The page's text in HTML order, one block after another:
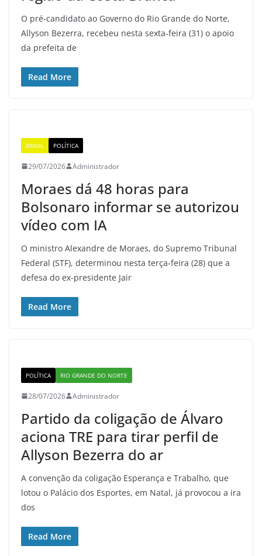
O pré-candidato ao Governo do Rio Grande do Norte,
Allyson Bezerra, recebeu nesta sexta-feira (31) o apoio
da prefeita de
Read More
BRASIL POLÍTICA
29/07/2026 Administrador
Moraes dá 48 horas para
Bolsonaro informar se autorizou
vídeo com IA
O ministro Alexandre de Moraes, do Supremo Tribunal
Federal (STF), determinou nesta terça-feira (28) que a
defesa do ex-presidente Jair
Read More
POLÍTICA RIO GRANDE DO NORTE
28/07/2026 Administrador
Partido da coligação de Álvaro
aciona TRE para tirar perfil de
Allyson Bezerra do ar
A convenção da coligação Esperança e Trabalho, que
lotou o Palácio dos Esportes, em Natal, já provocou a ira
dos
Read More